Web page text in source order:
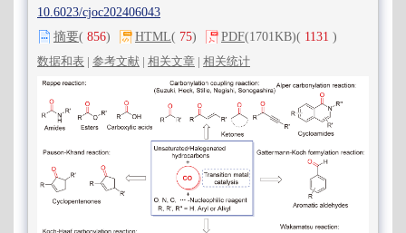
10.6023/cjoc202406043
摘要( 856) HTML( 75) PDF(1701KB)( 1131 )
数据和表 | 参考文献 | 相关文章 | 相关统计